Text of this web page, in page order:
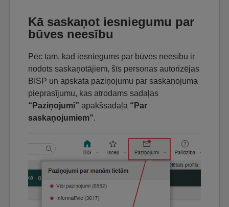
Kā saskaņot iesniegumu par
būves neesību
Pēc tam, kad iesniegums par būves neesību ir
nodots saskaņotājiem, šīs personas autorizējas
BISP un apskata paziņojumu par saskaņojuma
pieprasījumu, kas atrodams sadaļas
“Paziņojumi” apakšsadaļā “Par
saskaņojumiem”.